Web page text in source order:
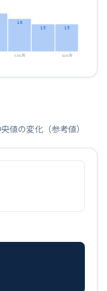
18
15
15
6300万 8100万
値の変化（参考値）